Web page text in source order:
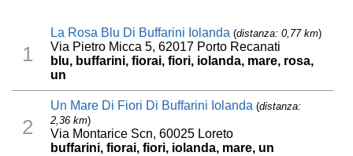
1
La Rosa Blu Di Buffarini Iolanda (distanza: 0,77 km)
Via Pietro Micca 5, 62017 Porto Recanati
blu, buffarini, fiorai, fiori, iolanda, mare, rosa,
un
2
Un Mare Di Fiori Di Buffarini Iolanda (distanza:
2,36 km)
Via Montarice Scn, 60025 Loreto
buffarini, fiorai, fiori, iolanda, mare, un